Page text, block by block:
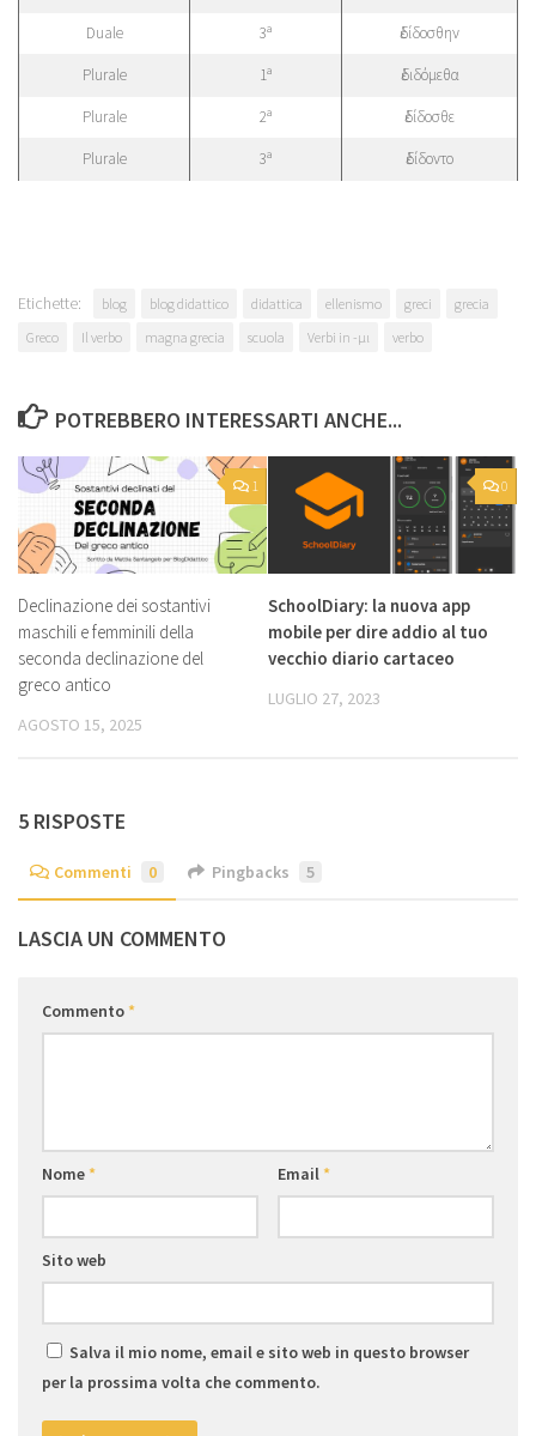
Duale 3ª ἐδίδοσθην
Plurale 1ª ἐδιδόμεθα
Plurale 2ª ἐδίδοσθε
Plurale 3ª ἐδίδοντο
Etichette: blog blog didattico didattica ellenismo greci
grecia
Greco
Il verbo magna grecia scuola Verbi in -μι verbo
POTREBBERO INTERESSARTI ANCHE...
1
Declinazione dei sostantivi
maschili e femminili della
seconda declinazione del
greco antico
AGOSTO 15, 2025
0
SchoolDiary: la nuova app
mobile per dire addio al tuo
vecchio diario cartaceo
LUGLIO 27, 2023
5 RISPOSTE
Commenti 0 Pingbacks 5
LASCIA UN COMMENTO
Commento*
Nome* Email *
Sito web
Salva il mio nome, email e sito web in questo browser
per la prossima volta che commento.